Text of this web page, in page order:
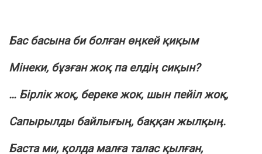
Бас басына би болған өңкей қиқым
Мінеки, бұзған жоқ па елдің сиқын?
… Бірлік жоқ, береке жок, шын пейіл жоқ,
Сапырылды байлығың, баққан жылқың.
Баста ми, қолда малға талас қылған,